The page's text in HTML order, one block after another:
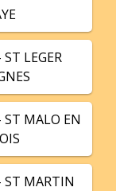
ST LEGER
ST MALO EN
ST MARTIN